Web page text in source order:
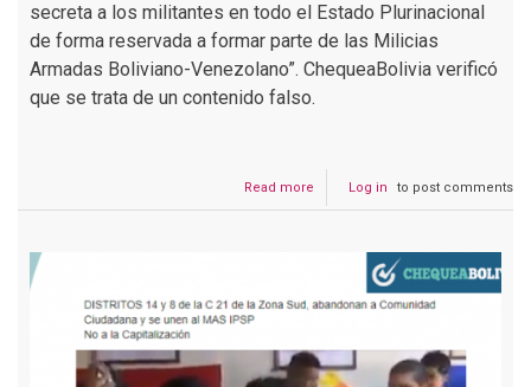
secreta a los militantes en todo el Estado Plurinacional
de forma reservada a formar parte de las Milicias
Armadas Boliviano-Venezolano”. ChequeaBolivia verificó
que se trata de un contenido falso.
Read more
Instructivo
militantes
formar
parte
Log in to post comments